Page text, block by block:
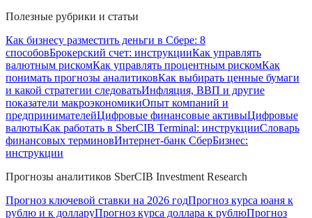
Полезные рубрики и статьи
Как бизнесу разместить деньги в Сбере: 8
способовБрокерский счет: инструкцииКак управлять
валютным рискомКак управлять процентным рискомКак
понимать прогнозы аналитиковКак выбирать ценные бумаги
и какой стратегии следоватьИнфляция, ВВП и другие
показатели макроэкономикиОпыт компаний и
предпринимателейЦифровые финансовые активыЦифровые
валютыКак работать в SberCIB Terminal: инструкцииСловарь
финансовых терминовИнтернет-банк СберБизнес:
инструкции
Прогнозы аналитиков SberCIB Investment Research
Прогноз ключевой ставки на 2026 годПрогноз курса юаня к
рублю и к долларуПрогноз курса доллара к рублюПрогноз